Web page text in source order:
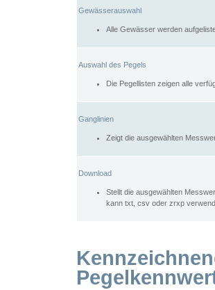
Gewässerauswahl
Alle Gewässer werden
Auswahl des Pegels
Die Pegellisten zeigen alle
Ganglinien
Zeigt die ausgewählten
Download
Stellt die ausgewählten
kann txt, csv oder zrxp